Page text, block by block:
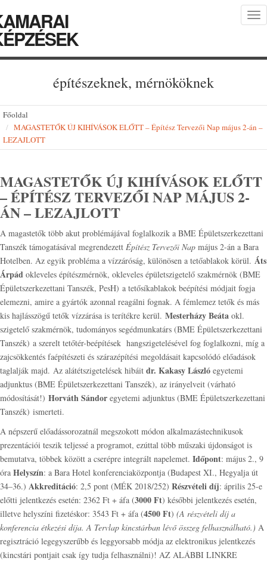
építészeknek, mérnököknek
Főoldal
MAGASTETŐK ÚJ KIHÍVÁSOK ELŐTT – Építész Tervezői Nap május 2-án –
LEZAJLOTT
MAGASTETŐK ÚJ KIHÍVÁSOK ELŐTT
– ÉPÍTÉSZ TERVEZŐI NAP MÁJUS 2-
ÁN – LEZAJLOTT
A magastetők több akut problémájával foglalkozik a BME Épületszerkezettani
Tanszék támogatásával megrendezett Építész Tervezői Nap május 2-án a Bara
Hotelben. Az egyik probléma a vízzáróság, különösen a tetőablakok körül. Áts
Árpád okleveles építészmérnök, okleveles épületszigetelő szakmérnök (BME
Épületszerkezettani Tanszék, PesH) a tetősíkablakok beépítési módjait fogja
elemezni, amire a gyártók azonnal reagálni fognak. A fémlemez tetők és más
kis hajlásszögű tetők vízzárása is terítékre kerül. Mesterházy Beáta okl.
szigetelő szakmérnök, tudományos segédmunkatárs (BME Épületszerkezettani
Tanszék) a szerelt tetőtér-beépítések hangszigetelésével fog foglalkozni, míg a
zajcsökkentés faépítészeti és szárazépítési megoldásait kapcsolódó előadások
taglalják majd. Az alátétszigetelések hibáit dr. Kakasy László egyetemi
adjunktus (BME Épületszerkezettani Tanszék), az irányelveit (várható
módosítását!) Horváth Sándor egyetemi adjunktus (BME Épületszerkezettani
Tanszék) ismerteti.
A népszerű előadássorozatnál megszokott módon alkalmazástechnikusok
prezentációi teszik teljessé a programot, ezúttal több műszaki újdonságot is
bemutatva, többek között a cserépre integrált napelemet. Időpont: május 2., 9
óra Helyszín: a Bara Hotel konferenciaközpontja (Budapest XI., Hegyalja út
34–36.) Akkreditáció: 2,5 pont (MÉK 2018/252) Részvételi díj: április 25-e
előtti jelentkezés esetén: 2362 Ft + áfa (3000 Ft) későbbi jelentkezés esetén,
illetve helyszíni fizetéskor: 3543 Ft + áfa (4500 Ft) (A részvételi díj a
konferencia étkezési díja. A Tervlap kincstárban lévő összeg felhasználható.) A
regisztráció legegyszerűbb és leggyorsabb módja az elektronikus jelentkezés
(kincstári pontjait csak így tudja felhasználni)! AZ ALÁBBI LINKRE